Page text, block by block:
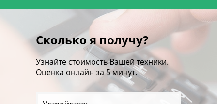
Сколько я получу?
Узнайте стоимость Вашей техники.
Оценка онлайн за 5 минут.